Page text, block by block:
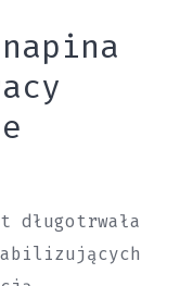
długotrwała